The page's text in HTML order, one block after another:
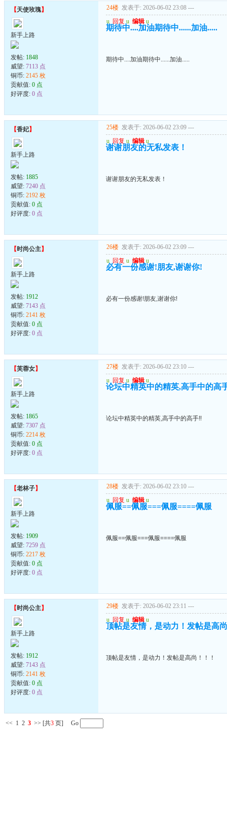
【天使玫瑰】
新手上路
发帖: 1848
威望: 7113 点
铜币: 2145 枚
贡献值: 0 点
好评度: 0 点
24楼 发表于: 2026-06-02 23:08 ---
u 回复 u 编辑 u
期待中....加油期待中......加油.....
期待中....加油期待中......加油.....
【香妃】
新手上路
发帖: 1885
威望: 7240 点
铜币: 2192 枚
贡献值: 0 点
好评度: 0 点
25楼 发表于: 2026-06-02 23:09 ---
u 回复 u 编辑 u
谢谢朋友的无私发表！
谢谢朋友的无私发表！
【时尚公主】
新手上路
发帖: 1912
威望: 7143 点
铜币: 2141 枚
贡献值: 0 点
好评度: 0 点
26楼 发表于: 2026-06-02 23:09 ---
u 回复 u 编辑 u
必有一份感谢!朋友,谢谢你!
必有一份感谢!朋友,谢谢你!
【芙蓉女】
新手上路
发帖: 1865
威望: 7307 点
铜币: 2214 枚
贡献值: 0 点
好评度: 0 点
27楼 发表于: 2026-06-02 23:10 ---
u 回复 u 编辑 u
论坛中精英中的精英,高手中的高
论坛中精英中的精英,高手中的高手!!
【老林子】
新手上路
发帖: 1909
威望: 7259 点
铜币: 2217 枚
贡献值: 0 点
好评度: 0 点
28楼 发表于: 2026-06-02 23:10 ---
u 回复 u 编辑 u
佩服==佩服===佩服====佩服
佩服==佩服===佩服====佩服
【时尚公主】
新手上路
发帖: 1912
威望: 7143 点
铜币: 2141 枚
贡献值: 0 点
好评度: 0 点
29楼 发表于: 2026-06-02 23:11 ---
u 回复 u 编辑 u
顶帖是友情，是动力！发帖是高
顶帖是友情，是动力！发帖是高尚！！！
<< 1 2 3 >> [共3 页] Go